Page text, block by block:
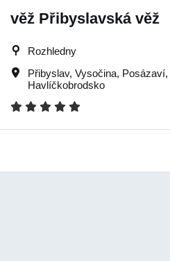
věž Přibyslavská věž
Rozhledny
Přibyslav, Vysočina, Posázaví,
Havlíčkobrodsko